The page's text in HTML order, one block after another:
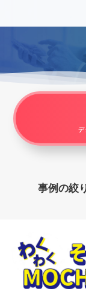
デ
事例の絞